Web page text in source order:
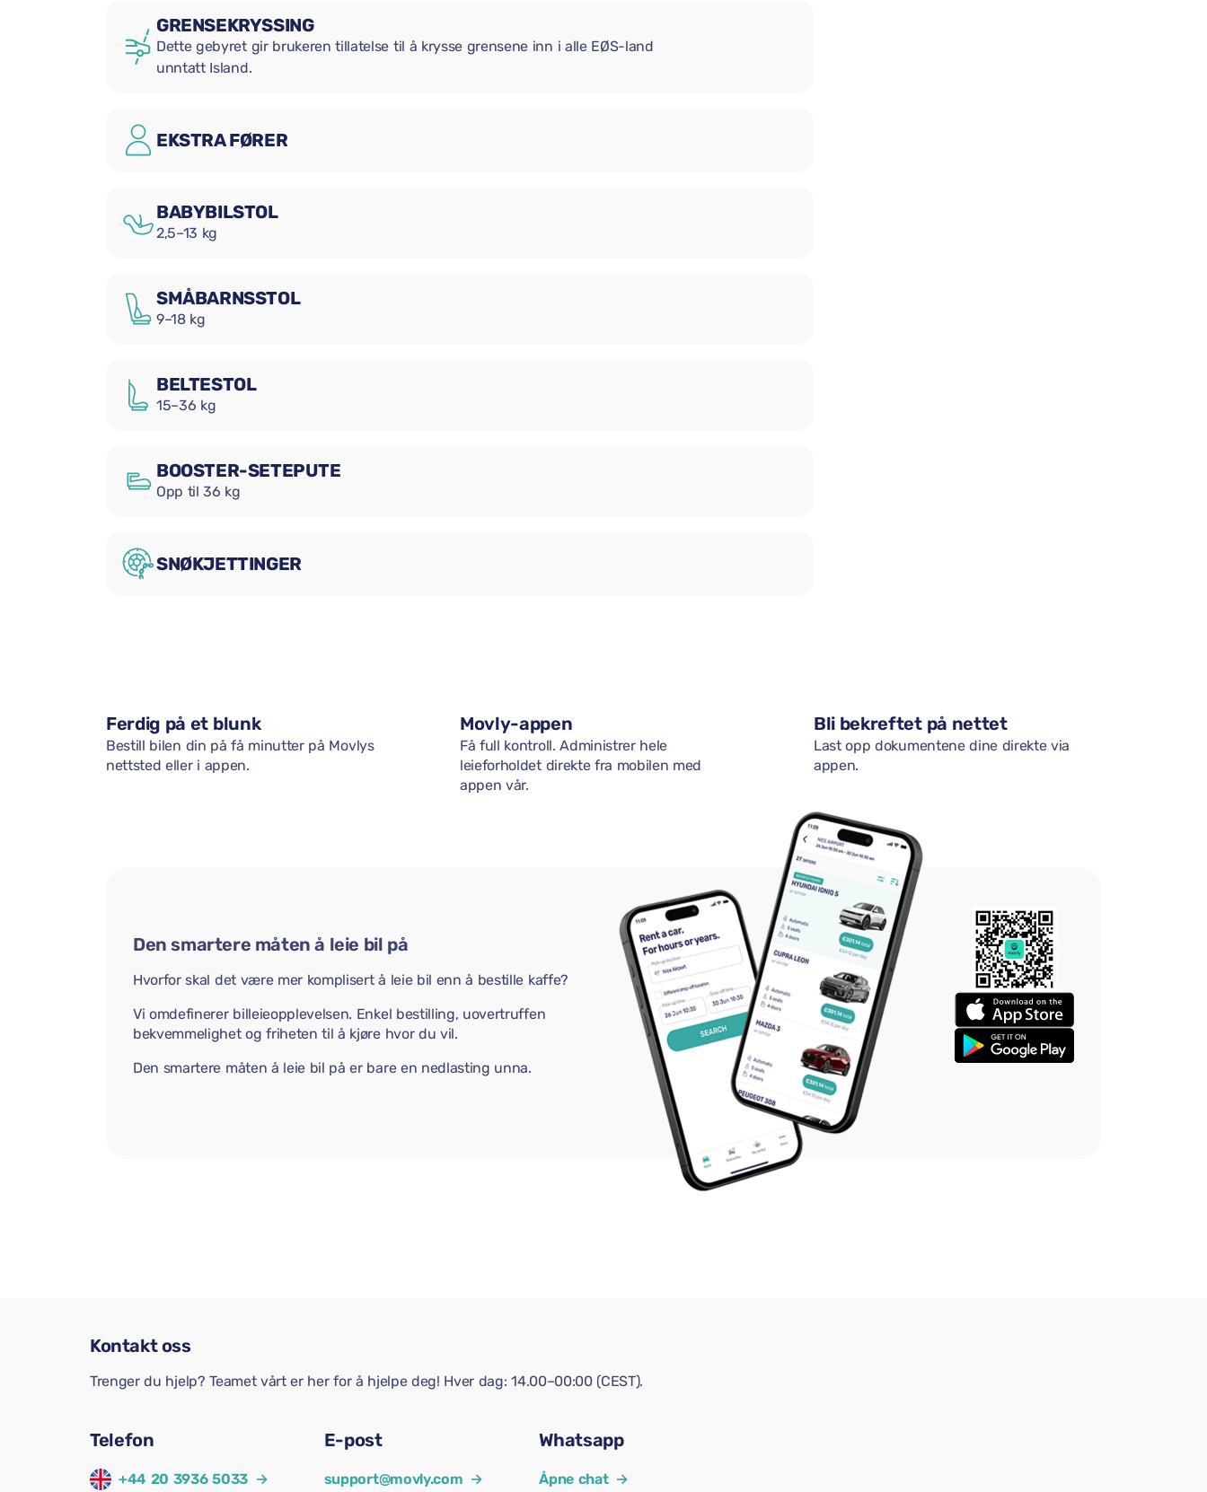
GRENSEKRYSSING
Dette gebyret gir brukeren tillatelse til å krysse grensene inn i alle EØS-land
unntatt Island.
EKSTRA FØRER
BABYBILSTOL
2,5–13 kg
SMÅBARNSSTOL
9–18 kg
BELTESTOL
15–36 kg
BOOSTER-SETEPUTE
Opp til 36 kg
SNØKJETTINGER
Ferdig på et blunk
Bestill bilen din på få minutter på Movlys
nettsted eller i appen.
Movly-appen
Få full kontroll. Administrer hele
leieforholdet direkte fra mobilen med
appen vår.
Bli bekreftet på nettet
Last opp dokumentene dine direkte via
appen.
Den smartere måten å leie bil på
Hvorfor skal det være mer komplisert å leie bil enn å bestille kaffe?
Vi omdefinerer billeieopplevelsen. Enkel bestilling, uovertruffen
bekvemmelighet og friheten til å kjøre hvor du vil.
Den smartere måten å leie bil på er bare en nedlasting unna.
Kontakt oss
Trenger du hjelp? Teamet vårt er her for å hjelpe deg! Hver dag: 14.00–00:00 (CEST).
Telefon
+44 20 3936 5033 →
E-post
support@movly.com →
Whatsapp
Åpne chat →